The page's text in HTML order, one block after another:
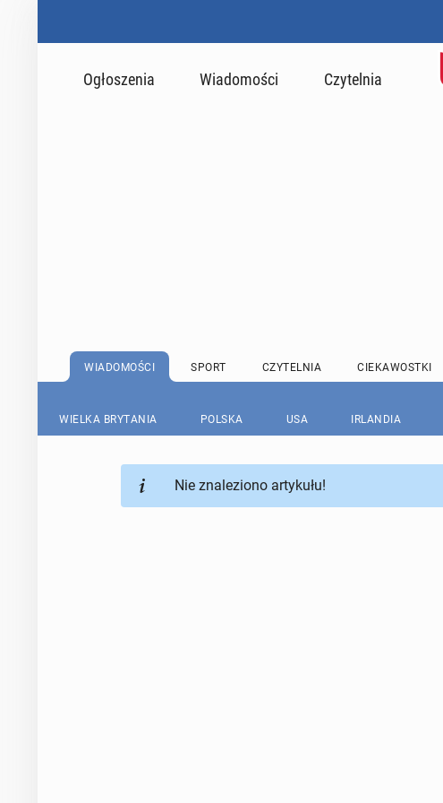
Ogłoszenia Wiadomości Czytelnia
WIADOMOŚCI SPORT CZYTELNIA CIEKAWOSTKI
WIELKA BRYTANIA POLSKA USA IRLANDIA
Nie znaleziono artykułu!